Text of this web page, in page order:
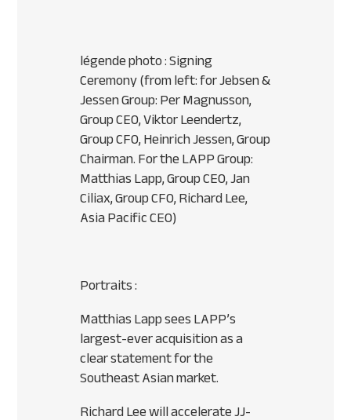
légende photo : Signing
Ceremony (from left: for Jebsen &
Jessen Group: Per Magnusson,
Group CEO, Viktor Leendertz,
Group CFO, Heinrich Jessen, Group
Chairman. For the LAPP Group:
Matthias Lapp, Group CEO, Jan
Ciliax, Group CFO, Richard Lee,
Asia Pacific CEO)
Portraits :
Matthias Lapp sees LAPP’s
largest-ever acquisition as a
clear statement for the
Southeast Asian market.
Richard Lee will accelerate JJ-